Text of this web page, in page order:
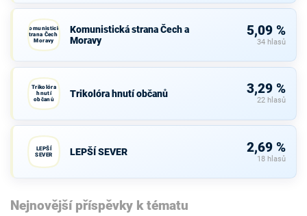
Komunistická
strana Čech a
Moravy
Komunistická strana Čech a
Moravy
5,09 %
34 hlasů
Trikolóra
hnutí
občanů
Trikolóra hnutí občanů 3,29 %
22 hlasů
LEPŠÍ
SEVER
LEPŠÍ SEVER 2,69 %
18 hlasů
Nejnovější příspěvky k tématu